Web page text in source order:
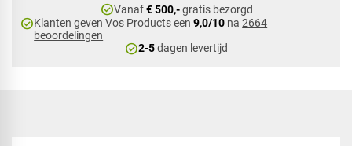
check_circleVanaf€ 500,-gratis bezorgd
check_circleKlanten geven Vos Products een9,0/10 na2664
beoordelingen
check_circle2-5dagen levertijd